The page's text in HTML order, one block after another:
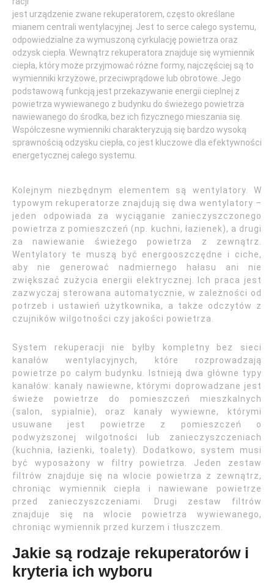
jest urządzenie zwane rekuperatorem, często określane
mianem centrali wentylacyjnej. Jest to serce całego systemu,
odpowiedzialne za wymuszoną cyrkulację powietrza oraz
odzysk ciepła. Wewnątrz rekuperatora znajduje się wymiennik
ciepła, który może przyjmować różne formy, najczęściej są to
wymienniki krzyżowe, przeciwprądowe lub obrotowe. Jego
podstawową funkcją jest przekazywanie energii cieplnej z
powietrza wywiewanego z budynku do świeżego powietrza
nawiewanego do środka, bez ich fizycznego mieszania się.
Współczesne wymienniki charakteryzują się bardzo wysoką
sprawnością odzysku ciepła, co jest kluczowe dla efektywności
energetycznej całego systemu.
Kolejnym niezbędnym elementem są wentylatory. W
typowym rekuperatorze znajdują się dwa wentylatory –
jeden odpowiada za wyciąganie zanieczyszczonego
powietrza z pomieszczeń (np. kuchni, łazienek), a drugi
za nawiewanie świeżego powietrza z zewnątrz.
Wentylatory te muszą być energooszczędne i ciche,
aby nie generować nadmiernego hałasu ani nie
zwiększać zużycia energii elektrycznej. Ich praca jest
zazwyczaj sterowana automatycznie, w zależności od
potrzeb i ustawień użytkownika, a także odczytów z
czujników wilgotności czy jakości powietrza.
System rekuperacji nie byłby kompletny bez sieci
kanałów wentylacyjnych, które rozprowadzają
powietrze po całym budynku. Istnieją dwa główne typy
kanałów: kanały nawiewne, którymi doprowadzane jest
świeże powietrze do pomieszczeń mieszkalnych
(salon, sypialnie), oraz kanały wywiewne, którymi
usuwane jest powietrze z pomieszczeń o
podwyższonej wilgotności lub zanieczyszczeniach
(kuchnia, łazienki, toalety). Dodatkowo, system musi
być wyposażony w filtry powietrza. Jeden zestaw
filtrów znajduje się na wlocie powietrza z zewnątrz,
chroniąc wymiennik ciepła i nawiewane powietrze
przed zanieczyszczeniami. Drugi zestaw filtrów
znajduje się na wlocie powietrza wywiewanego,
chroniąc wymiennik przed kurzem i tłuszczem.
Jakie są rodzaje rekuperatorów i
kryteria ich wyboru